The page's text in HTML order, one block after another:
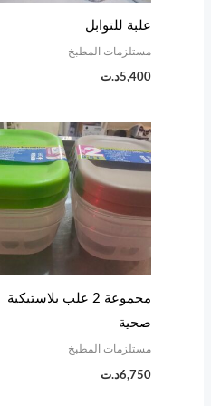
علبة للتوابل
مستلزمات المطبخ
5,400د.ت
مجموعة 2 علب بلاستيكية
صحية
مستلزمات المطبخ
6,750د.ت